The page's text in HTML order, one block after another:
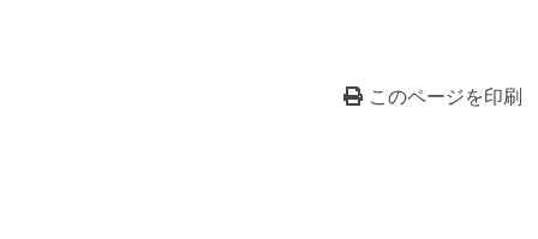
このページを印刷